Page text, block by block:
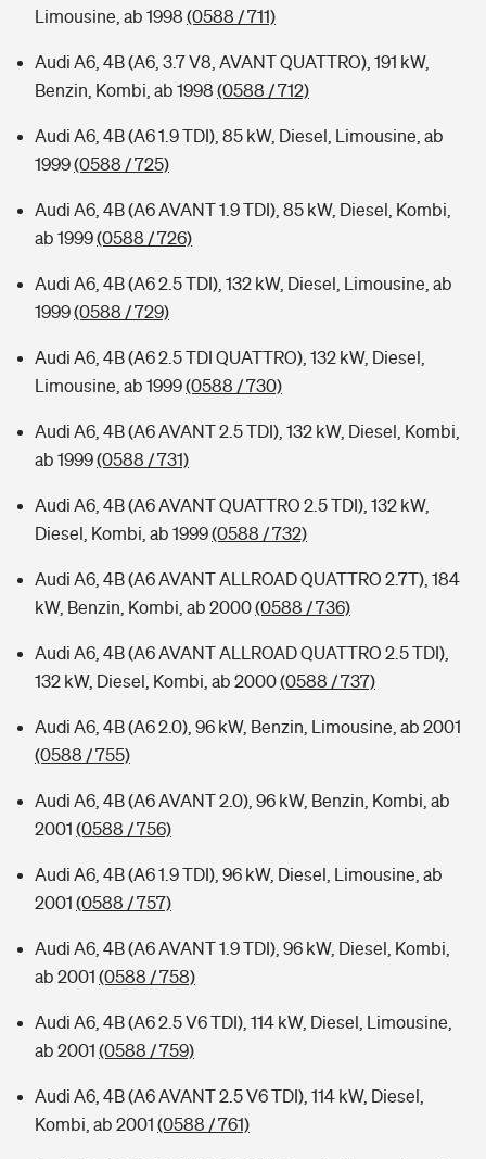
Limousine, ab 1998 (0588 / 711)
Audi A6, 4B (A6, 3.7 V8, AVANT QUATTRO), 191 kW,
Benzin, Kombi, ab 1998 (0588 / 712)
Audi A6, 4B (A6 1.9 TDI), 85 kW, Diesel, Limousine, ab
1999(0588 / 725)
Audi A6, 4B (A6 AVANT 1.9 TDI), 85 kW, Diesel, Kombi,
ab 1999(0588 / 726)
Audi A6, 4B (A6 2.5 TDI), 132 kW, Diesel, Limousine, ab
1999(0588 / 729)
Audi A6, 4B (A6 2.5 TDI QUATTRO), 132 kW, Diesel,
Limousine, ab 1999(0588 / 730)
Audi A6, 4B (A6 AVANT 2.5 TDI), 132 kW, Diesel, Kombi,
ab 1999(0588 / 731)
Audi A6, 4B (A6 AVANT QUATTRO 2.5 TDI), 132 kW,
Diesel, Kombi, ab 1999(0588 / 732)
Audi A6, 4B (A6 AVANT ALLROAD QUATTRO 2.7T), 184
kW, Benzin, Kombi, ab 2000(0588 / 736)
Audi A6, 4B (A6 AVANT ALLROAD QUATTRO 2.5 TDI),
132 kW, Diesel, Kombi, ab 2000(0588 / 737)
Audi A6, 4B (A6 2.0), 96 kW, Benzin, Limousine, ab 2001
(0588 / 755)
Audi A6, 4B (A6 AVANT 2.0), 96 kW, Benzin, Kombi, ab
2001 (0588 / 756)
Audi A6, 4B (A6 1.9 TDI), 96 kW, Diesel, Limousine, ab
2001 (0588 / 757)
Audi A6, 4B (A6 AVANT 1.9 TDI), 96 kW, Diesel, Kombi,
ab 2001 (0588 / 758)
Audi A6, 4B (A6 2.5 V6 TDI), 114 kW, Diesel, Limousine,
ab 2001 (0588 / 759)
Audi A6, 4B (A6 AVANT 2.5 V6 TDI), 114 kW, Diesel,
Kombi, ab 2001 (0588 / 761)